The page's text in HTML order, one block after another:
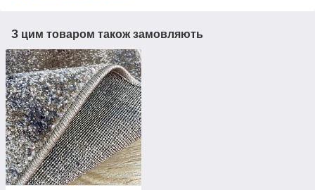
З цим товаром також замовляють